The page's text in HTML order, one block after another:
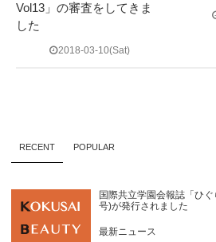
Vol13」の審査をしてきま
した
2018-03-10(Sat)
RECENT POPULAR
国際共立学園会報誌「ひ
号)が発行されました
最新ニュース